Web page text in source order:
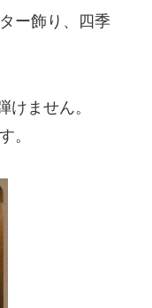
ー飾り、四季
ません。
。